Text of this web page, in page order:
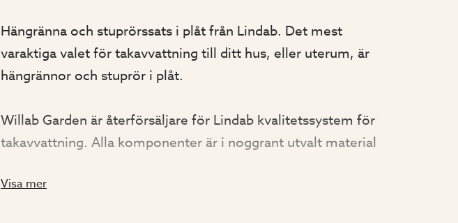
Hängränna och stuprörssats i plåt från Lindab. Det mest
varaktiga valet för takavvattning till ditt hus, eller uterum, är
hängrännor och stuprör i plåt.
Willab Garden är återförsäljare för Lindab kvalitetssystem för
takavvattning. Alla komponenter är i noggrant utvalt material
växlingar och vattnet leds säkert bort från byggnadens tak
Visa mer